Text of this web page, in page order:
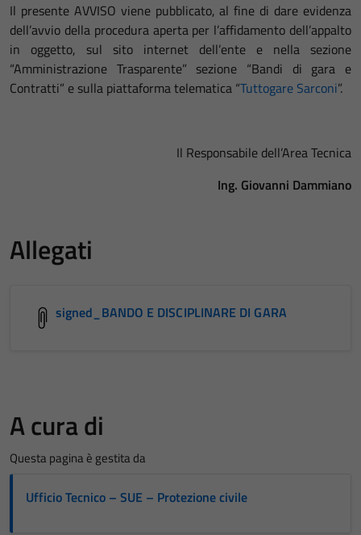
Il presente AVVISO viene pubblicato, al fine di dare evidenza
dell’avvio della procedura aperta per l’affidamento dell’appalto
in oggetto, sul sito internet dell’ente e nella sezione
“Amministrazione Trasparente” sezione “Bandi di gara e
Contratti” e sulla piattaforma telematica “Tuttogare Sarconi”.
Il Responsabile dell’Area Tecnica
Ing. Giovanni Dammiano
Allegati
signed_BANDO E DISCIPLINARE DI GARA
A cura di
Questa pagina è gestita da
Ufficio Tecnico – SUE – Protezione civile